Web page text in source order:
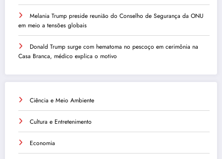
Melania Trump preside reunião do Conselho de Segurança da ONU
em meio a tensões globais
Donald Trump surge com hematoma no pescoço em cerimônia na
Casa Branca, médico explica o motivo
Ciência e Meio Ambiente
Cultura e Entretenimento
Economia